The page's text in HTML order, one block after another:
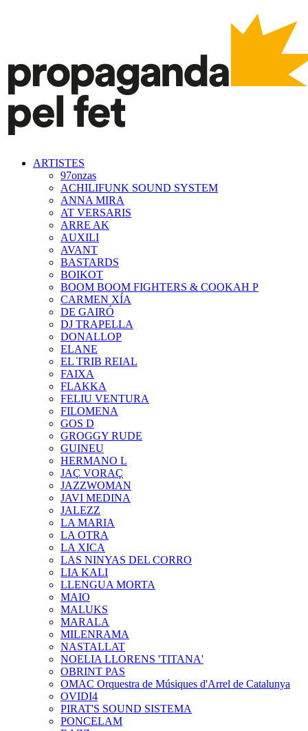
ARTISTES
97onzas
ACHILIFUNK SOUND SYSTEM
ANNA MIRA
AT VERSARIS
ARRE AK
AUXILI
AVANT
BASTARDS
BOIKOT
BOOM BOOM FIGHTERS & COOKAH P
CARMEN XÍA
DE GAIRÓ
DJ TRAPELLA
DONALLOP
ELANE
EL TRIB REIAL
FAIXA
FLAKKA
FELIU VENTURA
FILOMENA
GOS D
GROGGY RUDE
GUINEU
HERMANO L
JAÇ VORAÇ
JAZZWOMAN
JAVI MEDINA
JALEZZ
LA MARIA
LA OTRA
LA XICA
LAS NINYAS DEL CORRO
LIA KALI
LLENGUA MORTA
MAIO
MALUKS
MARALA
MILENRAMA
NASTALLAT
NOELIA LLORENS 'TITANA'
OBRINT PAS
OMAC Orquestra de Músiques d'Arrel de Catalunya
OVIDI4
PIRAT'S SOUND SISTEMA
PONCELAM